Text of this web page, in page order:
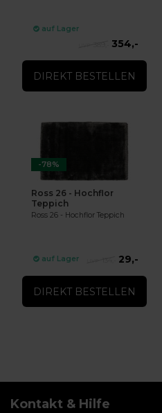
auf Lager
354,-
DIREKT BESTELLEN
-78%
Ross 26 - Hochflor
Teppich
Ross 26 - Hochflor Teppich
auf Lager 29,-
DIREKT BESTELLEN
Kontakt & Hilfe